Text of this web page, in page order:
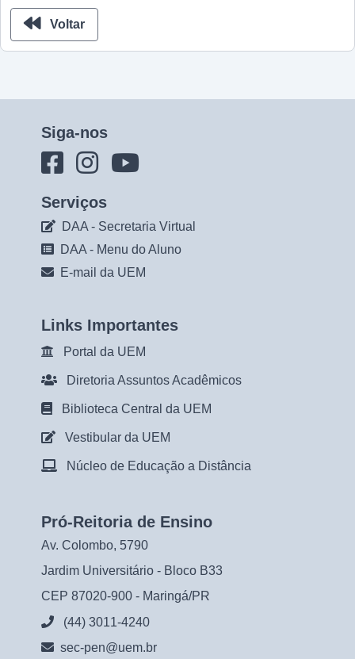
Voltar
Siga-nos
Serviços
DAA - Secretaria Virtual
DAA - Menu do Aluno
E-mail da UEM
Links Importantes
Portal da UEM
Diretoria Assuntos Acadêmicos
Biblioteca Central da UEM
Vestibular da UEM
Núcleo de Educação a Distância
Pró-Reitoria de Ensino
Av. Colombo, 5790
Jardim Universitário - Bloco B33
CEP 87020-900 - Maringá/PR
(44) 3011-4240
sec-pen@uem.br